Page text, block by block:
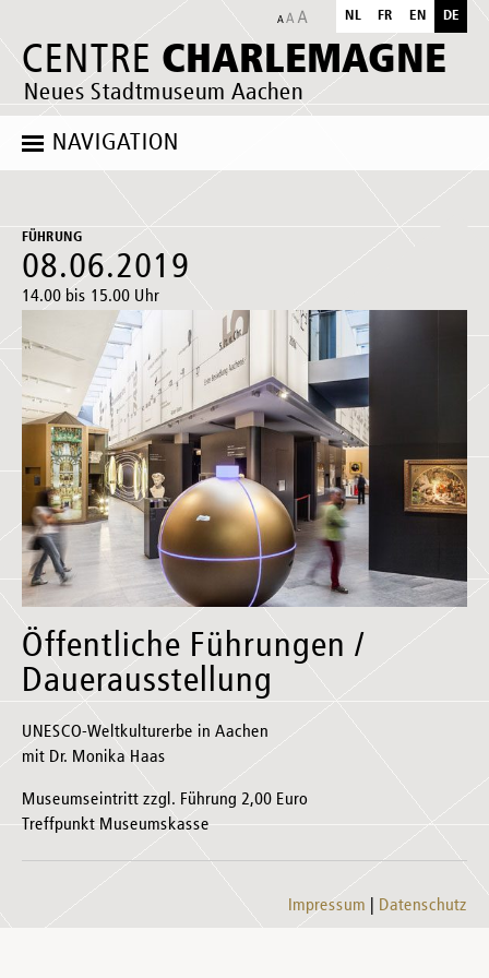
CENTRE CHARLEMAGNE
Neues Stadtmuseum Aachen
NL FR EN DE
NAVIGATION
FÜHRUNG
08.06.2019
14.00 bis 15.00 Uhr
Öffentliche Führungen /
Dauerausstellung
UNESCO-Weltkulturerbe in Aachen
mit Dr. Monika Haas
Museumseintritt zzgl. Führung 2,00 Euro
Treffpunkt Museumskasse
Impressum Datenschutz